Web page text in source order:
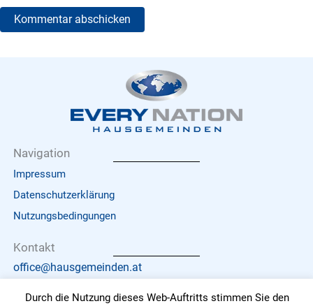
Navigation
Impressum
Datenschutzerklärung
Nutzungsbedingungen
Kontakt
office@hausgemeinden.at
Durch die Nutzung dieses Web-Auftritts stimmen Sie den